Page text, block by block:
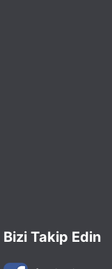
Bizi Takip Edin